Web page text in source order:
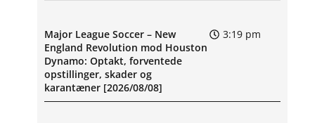
Major League Soccer – New
England Revolution mod Houston
Dynamo: Optakt, forventede
opstillinger, skader og
karantæner [2026/08/08]
3:19 pm